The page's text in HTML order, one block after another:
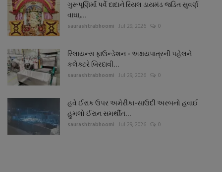
ગુરૂપૂણિર્માં પર્વે દાદાને રિયલ ડાયમંડ જડિત સુવર્ણ
વાઘા,...
saurashtrabhoomi Jul 29, 2026 0
રિલાયન્સ ફાઉન્ડેશન - અક્ષયપાત્રની પહેલને
કલેક્ટરે બિરદાવી...
saurashtrabhoomi Jul 29, 2026 0
હવે ઈરાક ઉપર અમેરીકા-સાઉદી અરબનો હવાઈ
હુમલો ઈરાન સમર્થીત...
saurashtrabhoomi Jul 29, 2026 0